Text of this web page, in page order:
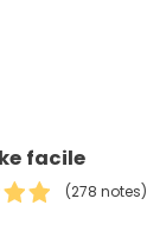
facile
(278 notes)